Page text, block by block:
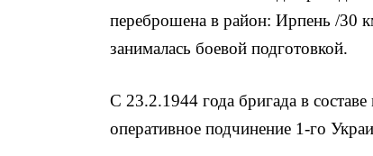
переброшена в район: Ирпень /30
занималась боевой подготовкой.
С 23.2.1944 года бригада в
оперативное подчинение 1-го